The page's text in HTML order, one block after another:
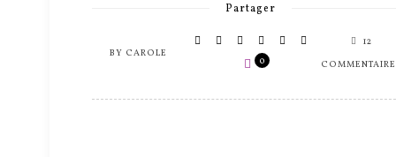
Partager
BY CAROLE
0
12